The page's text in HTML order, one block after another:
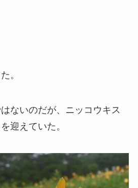
。
ないのだが、ニッコウキス
迎えていた。